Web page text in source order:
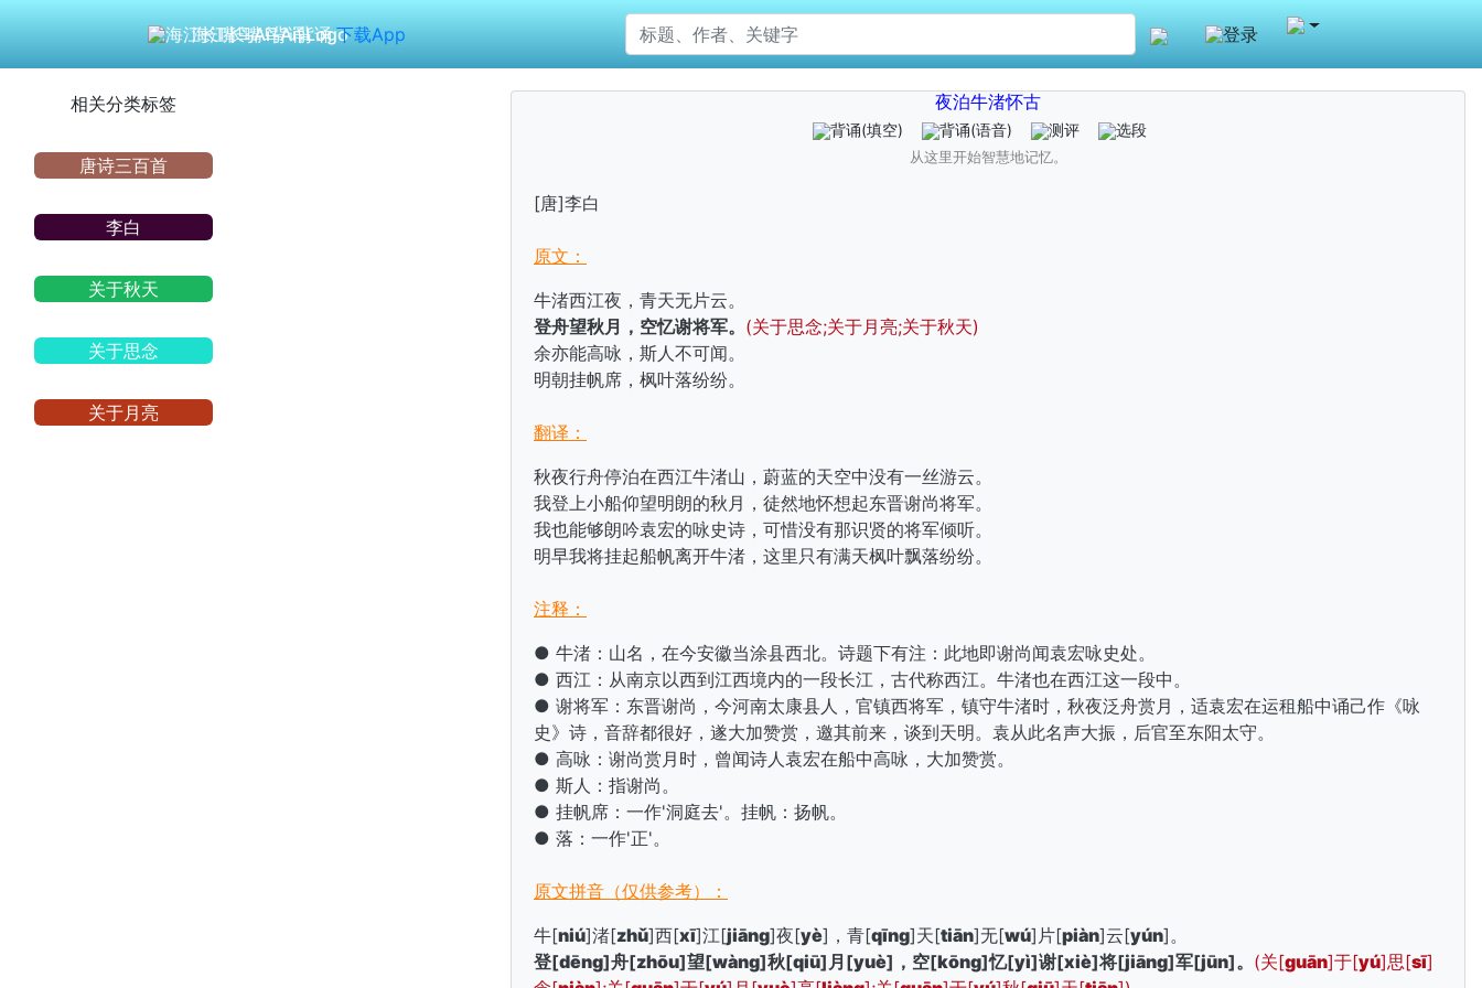
海江长嘴鸟Ai背诵 下载App 登录
相关分类标签
唐诗三百首
李白
关于秋天
关于思念
关于月亮
夜泊牛渚怀古
背诵(填空) 背诵(语音) 测评 选段
从这里开始智慧地记忆。
[唐]李白
原文：
牛渚西江夜，青天无片云。
登舟望秋月，空忆谢将军。 (关于思念;关于月亮;关于秋天)
余亦能高咏，斯人不可闻。
明朝挂帆席，枫叶落纷纷。
翻译：
秋夜行舟停泊在西江牛渚山，蔚蓝的天空中没有一丝游云。
我登上小船仰望明朗的秋月，徒然地怀想起东晋谢尚将军。
我也能够朗吟袁宏的咏史诗，可惜没有那识贤的将军倾听。
明早我将挂起船帆离开牛渚，这里只有满天枫叶飘落纷纷。
注释：
● 牛渚：山名，在今安徽当涂县西北。诗题下有注：此地即谢尚闻袁宏咏史处。
● 西江：从南京以西到江西境内的一段长江，古代称西江。牛渚也在西江这一段中。
● 谢将军：东晋谢尚，今河南太康县人，官镇西将军，镇守牛渚时，秋夜泛舟赏月，适袁宏在运租船中诵己作《咏
史》诗，音辞都很好，遂大加赞赏，邀其前来，谈到天明。袁从此名声大振，后官至东阳太守。
● 高咏：谢尚赏月时，曾闻诗人袁宏在船中高咏，大加赞赏。
● 斯人：指谢尚。
● 挂帆席：一作'洞庭去'。挂帆：扬帆。
● 落：一作'正'。
原文拼音（仅供参考）：
牛[niú]渚[zhǔ]西[xī]江[jiāng]夜[yè]，青[qīng]天[tiān]无[wú]片[piàn]云[yún]。
登[dēng]舟[zhōu]望[wàng]秋[qiū]月[yuè]，空[kōng]忆[yì]谢[xiè]将[jiāng]军[jūn]。 (关[guān]于[yú]思[sī]